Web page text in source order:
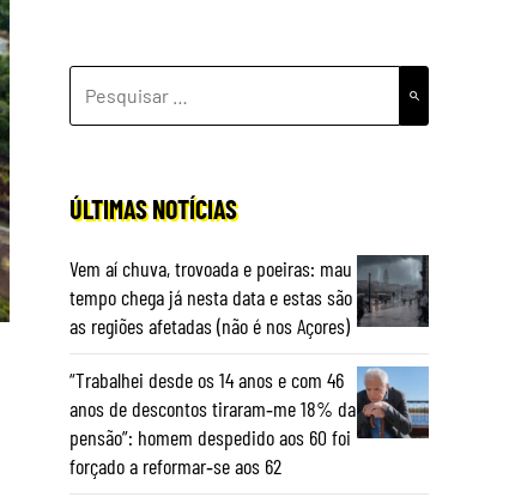
POR:
ÚLTIMAS NOTÍCIAS
Vem aí chuva, trovoada e poeiras: mau
tempo chega já nesta data e estas são
as regiões afetadas (não é nos Açores)
“Trabalhei desde os 14 anos e com 46
anos de descontos tiraram‑me 18% da
pensão”: homem despedido aos 60 foi
forçado a reformar‑se aos 62